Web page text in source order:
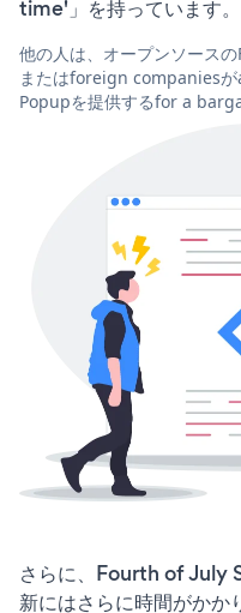
time'」を持っています。
他の人は、オープンソース
またはforeign companies
Popupを提供するfor a
さらに、Fourth of July
新にはさらに時間がかか